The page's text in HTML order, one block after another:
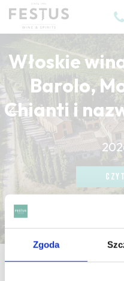
Zgoda
Włoskie
Barolo,
Chianti i
strona główna / nez du